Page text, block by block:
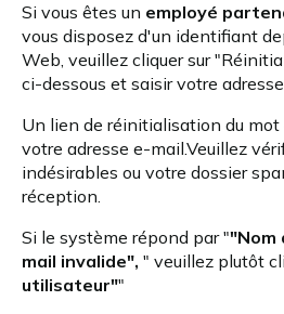
Si vous êtes un employé
vous disposez d'un identifiant
Web, veuillez cliquer sur
ci-dessous et saisir votre
Un lien de réinitialisation du
votre adresse e-mail.Veuillez
indésirables ou votre dossier
réception.
Si le système répond par ""Nom
mail invalide", " veuillez plutôt
utilisateur""